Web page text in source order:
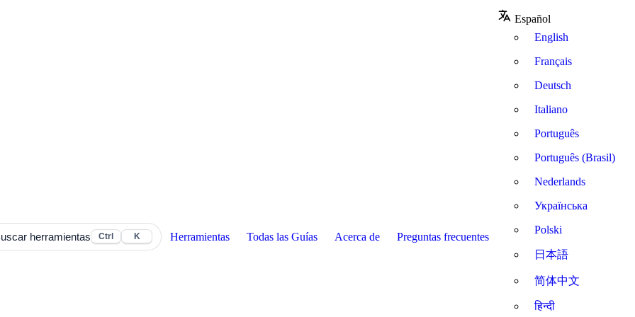
herramientas Ctrl K Herramientas Todas las Guías Acerca de Preguntas frecuentes
Español
English
Français
Deutsch
Italiano
Português
Português (Brasil)
Nederlands
Українська
Polski
日本語
简体中文
हिन्दी